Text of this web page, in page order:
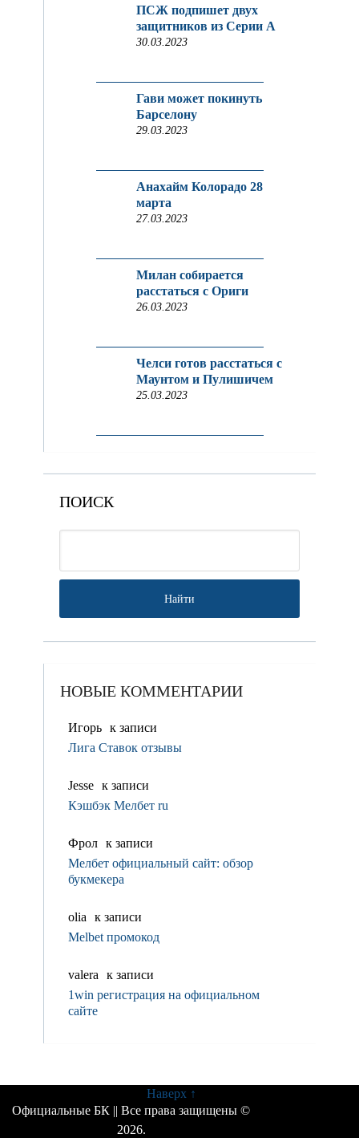
ПСЖ подпишет двух
защитников из Серии A
30.03.2023
Гави может покинуть
Барселону
29.03.2023
Анахайм Колорадо 28
марта
27.03.2023
Милан собирается
расстаться с Ориги
26.03.2023
Челси готов расстаться с
Маунтом и Пулишичем
25.03.2023
ПОИСК
НОВЫЕ КОММЕНТАРИИ
Игорь к записи
Лига Ставок отзывы
Jesse к записи
Кэшбэк Мелбет ru
Фрол к записи
Мелбет официальный сайт: обзор
букмекера
olia
к записи
Melbet промокод
valerа
к записи
1win регистрация на официальном
сайте
Официальные БК || Все права защищены ©
2026.
Наверх ↑